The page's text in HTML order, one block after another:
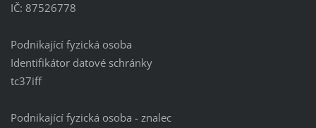
IČ: 87526778
Podnikající fyzická osoba
Identifikátor datové schránky
tc37iff
Podnikající fyzická osoba - znalec